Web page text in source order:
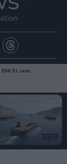
204.31 εκατ.